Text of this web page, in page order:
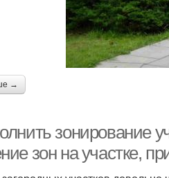
→
зонирование
зон на участке,